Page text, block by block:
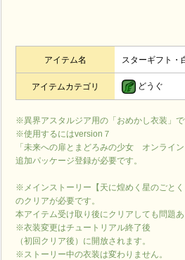
アイテム名 スターギフト・
アイテムカテゴリ どうぐ
※異界アスタルジア用の「おめかし衣装」で
※使用するにはversion７
「未来への扉とまどろみの少女 オンライ
追加パッケージ登録が必要です。
※メインストーリー【天に煌めく星のごとく
のクリアが必要です。
本アイテム受け取り後にクリアしても問題あ
※衣装変更はチュートリアル終了後
（初回クリア後）に開放されます。
※ストーリー中の衣装は変わりません。